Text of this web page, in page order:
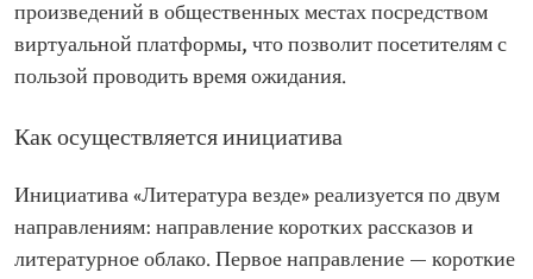
произведений в общественных местах посредством
виртуальной платформы, что позволит посетителям с
пользой проводить время ожидания.
Как осуществляется инициатива
Инициатива «Литература везде» реализуется по двум
направлениям: направление коротких рассказов и
литературное облако. Первое направление — короткие